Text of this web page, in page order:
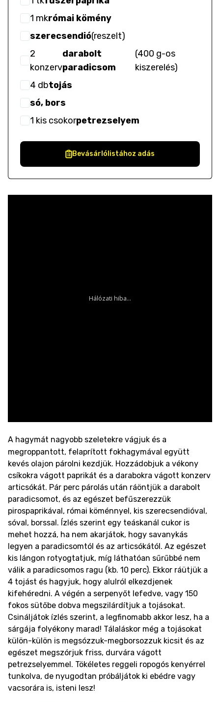
1 mkrómai kömény
szerecsendió(reszelt)
2
konzerv
darabolt
paradicsom
(400 g-os
kiszerelés)
4 dbtojás
só, bors
1 kis csokorpetrezselyem
Bevásárlólistához adás
A hagymát nagyobb szeletekre vágjuk és a
megroppantott, felaprított fokhagymával együtt
kevés olajon párolni kezdjük. Hozzádobjuk a vékony
csíkokra vágott paprikát és a darabokra vágott konzerv
articsókát. Pár perc párolás után ráöntjük a darabolt
paradicsomot, és az egészet befűszerezzük
pirospaprikával, római köménnyel, kis szerecsendióval,
sóval, borssal. Ízlés szerint egy teáskanál cukor is
mehet hozzá, ha nem akarjátok, hogy savanykás
legyen a paradicsomtól és az articsókától. Az egészet
kis lángon rotyogtatjuk, míg láthatóan sűrűbbé nem
válik a paradicsomos ragu (kb. 10 perc). Ekkor ráütjük a
4 tojást és hagyjuk, hogy alulról elkezdjenek
kifehéredni. A végén a serpenyőt lefedve, vagy 150
fokos sütőbe dobva megszilárdítjuk a tojásokat.
Csináljátok ízlés szerint, a legfinomabb akkor lesz, ha a
sárgája folyékony marad! Tálaláskor még a tojásokat
külön-külön is megsózzuk-megborsozzuk kicsit és az
egészet megszórjuk friss, durvára vágott
petrezselyemmel. Tökéletes reggeli ropogós kenyérrel
tunkolva, de nyugodtan próbáljátok ki ebédre vagy
vacsorára is, isteni lesz!